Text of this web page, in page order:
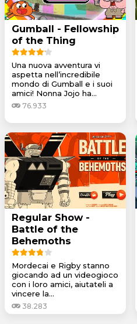
Gumball - Fellowship
of the Thing
Una nuova avventura vi
aspetta nell’incredibile
mondo di Gumball e i suoi
amici! Nonna Jojo ha...
76.933
Regular Show -
Battle of the
Behemoths
Mordecai e Rigby stanno
giocando ad un videogioco
con i loro amici, aiutateli a
vincere la...
38.283